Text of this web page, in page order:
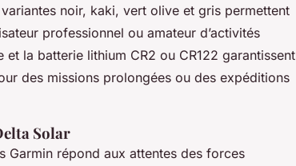
noir, kaki, vert olive et gris permettent
professionnel ou amateur d’activités
la batterie lithium CR2 ou CR122 garantissent
des missions prolongées ou des expéditions
Solar
Garmin répond aux attentes des forces